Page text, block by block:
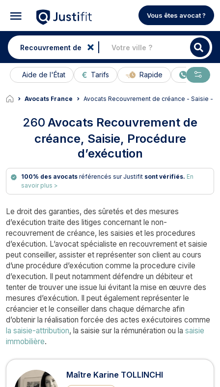
Vous êtes avocat ?
Aide de l'État Tarifs Rapide En ligne
Avocats France Avocats Recouvrement de créance - Saisie -
260 Avocats Recouvrement de
créance, Saisie, Procédure
d’exécution
100% des avocatsréférencés sur Justifit sont vérifiés. En
savoir plus >
Le droit des garanties, des sûretés et des mesures
d’exécution traite des litiges concernant le non-
recouvrement de créance, les saisies et les procedures
d’exécution. L’avocat spécialiste en recouvrement et saisie
peut conseiller, assister et représenter son client au cours
d’une procédure d’exécution comme la procedure civile
d’execution. Il peut notamment défendre un débiteur et
tenter de trouver une issue lui évitant la mise en œuvre des
mesures d’exécution. Il peut également représenter le
créancier et le conseiller dans chaque démarche afin
d’obtenir la réalisation forcée des actes exécutoires comme
la saisie-attribution, la saisie sur la rémunération ou la saisie
immobilière.
Avocats en Recouvrement de
Maître Karine TOLLINCHI